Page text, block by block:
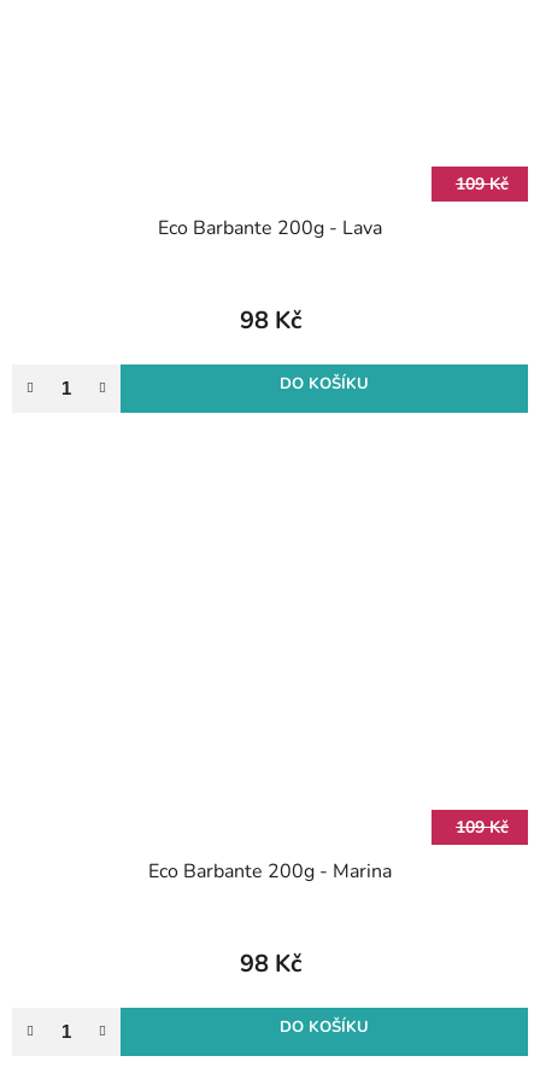
109 Kč
Eco Barbante 200g - Lava
98 Kč
DO KOŠÍKU
109 Kč
Eco Barbante 200g - Marina
98 Kč
DO KOŠÍKU